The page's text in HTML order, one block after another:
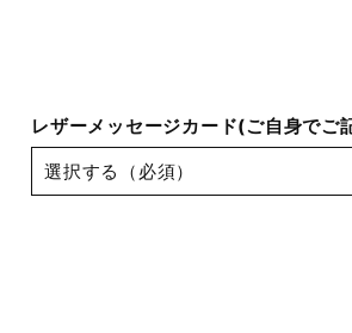
レザーメッセージカード(ご自身でご